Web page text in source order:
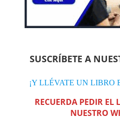
SUSCRÍBETE A
¡Y LLÉVATE UN LIBRO
RECUERDA PEDIR EL
NUESTRO